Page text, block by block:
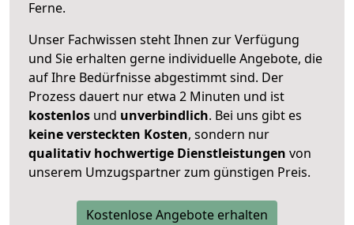
Ferne.
Unser Fachwissen steht Ihnen zur Verfügung
und Sie erhalten gerne individuelle Angebote, die
auf Ihre Bedürfnisse abgestimmt sind. Der
Prozess dauert nur etwa 2 Minuten und ist
kostenlos und unverbindlich. Bei uns gibt es
keine versteckten Kosten, sondern nur
qualitativ hochwertige Dienstleistungen von
unserem Umzugspartner zum günstigen Preis.
Kostenlose Angebote erhalten